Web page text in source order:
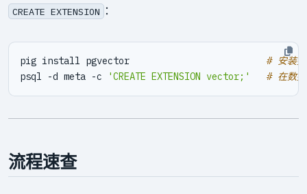
CREATE EXTENSION ：
pig install pgvector # 安装
psql -d meta -c
'CREATE EXTENSION vector;' # 在数
流程速查